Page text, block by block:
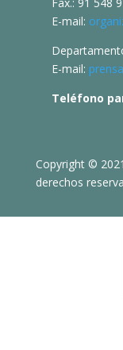
E-mail:
E-mail:
Teléfono
Copyright ©
derechos